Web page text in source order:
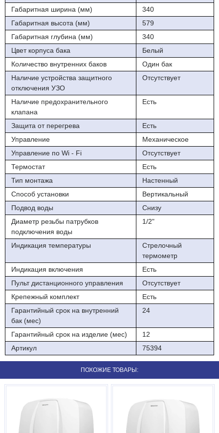
Эко - режим
Габаритная ширина (мм)
340
Габаритная высота (мм)
579
Габаритная глубина (мм)
340
Цвет корпуса бака
Белый
Количество внутренних баков
Один бак
Наличие устройства защитного
отключения УЗО
Отсутствует
Наличие предохранительного
клапана
Есть
Защита от перегрева
Есть
Управление
Механическое
Управление по Wi - Fi
Отсутствует
Термостат
Есть
Тип монтажа
Настенный
Способ установки
Вертикальный
Подвод воды
Снизу
Диаметр резьбы патрубков
подключения воды
1/2"
Индикация температуры
Стрелочный
термометр
Индикация включения
Есть
Пульт дистанционного управления
Отсутствует
Крепежный комплект
Есть
Гарантийный срок на внутренний
бак (мес)
24
Гарантийный срок на изделие (мес)
12
Артикул
75394
ПОХОЖИЕ ТОВАРЫ: